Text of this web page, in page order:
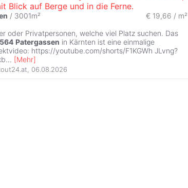
Blick auf Berge und in die Ferne.
/ 3001m²
€ 19,66 / m²
oder Privatpersonen, welche viel Platz suchen. Das
Patergassen in Kärnten ist eine einmalige
https://youtube.com/shorts/F1KGWh JLvng?
... [Mehr]
06.08.2026